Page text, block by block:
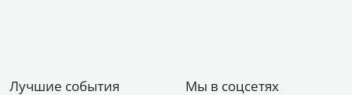
Лучшие события Мы в соцсетях